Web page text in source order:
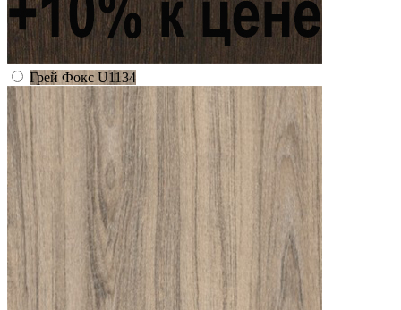
Грей Фокс U1134